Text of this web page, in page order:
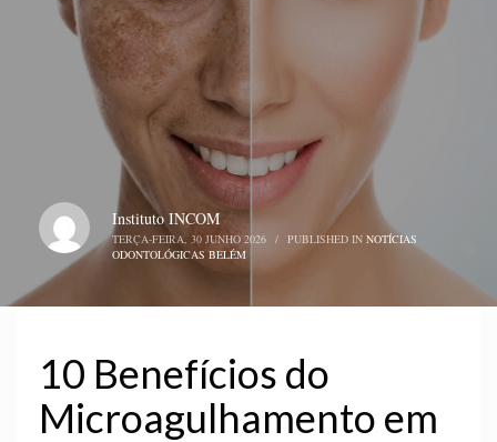
Instituto INCOM
TERÇA-FEIRA, 30 JUNHO 2026 / PUBLISHED IN NOTÍCIAS
ODONTOLÓGICAS BELÉM
10 Benefícios do
Microagulhamento em